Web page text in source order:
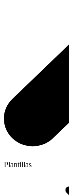
Plantillas